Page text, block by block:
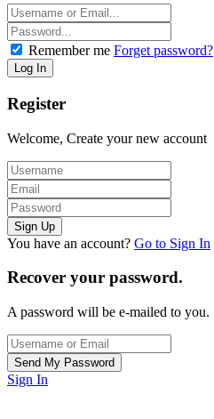
Remember me Forget password?
Register
Welcome, Create your new account
You have an account? Go to Sign In
Recover your password.
A password will be e-mailed to you.
Sign In